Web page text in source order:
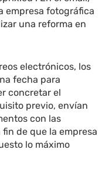
empresa fotográfica
una reforma en
electrónicos, los
fecha para
concretar el
previo, envían
con las
de que la empresa
lo máximo